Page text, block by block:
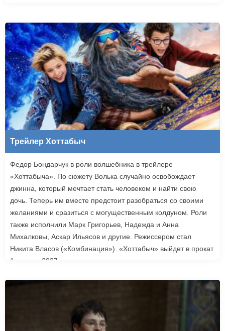
Трейлер Хоттабыч
Федор Бондарчук в роли волшебника в трейлере
«Хоттабыча». По сюжету Волька случайно освобождает
джинна, который мечтает стать человеком и найти свою
дочь. Теперь им вместе предстоит разобраться со своими
желаниями и сразиться с могущественным колдуном. Роли
также исполнили Марк Григорьев, Надежда и Анна
Михалковы, Аскар Ильясов и другие. Режиссером стал
Никита Власов («Комбинация»). «Хоттабыч» выйдет в прокат
1 января 2027 года.